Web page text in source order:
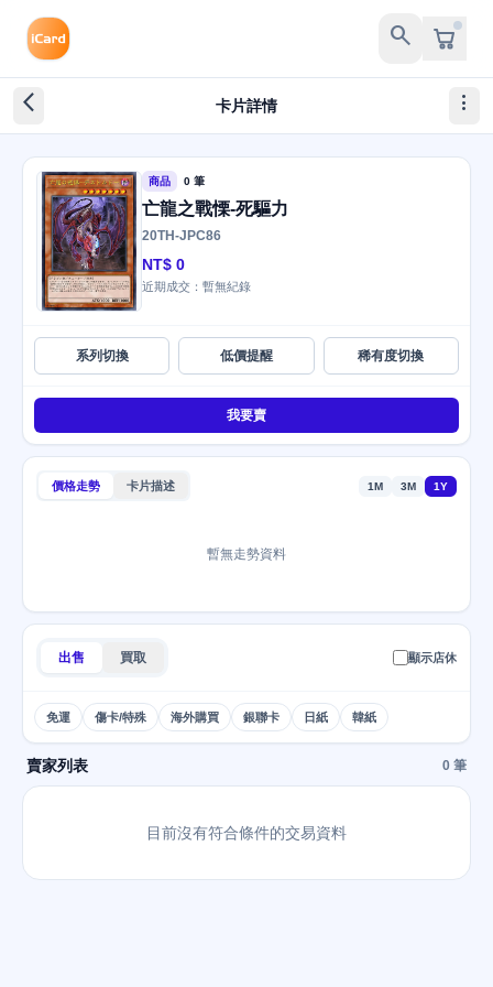
search
arrow_back_ios_new 卡片詳情 more_vert
商品 0 筆
亡龍之戰慄-死驅力
20TH-JPC86
NT$ 0
近期成交：暫無紀錄
系列切換 低價提醒 稀有度切換
我要賣
價格走勢 卡片描述 1M 3M 1Y
暫無走勢資料
出售 買取 顯示店休
免運 傷卡/特殊 海外購買 銀聯卡 日紙 韓紙
賣家列表 0 筆
目前沒有符合條件的交易資料